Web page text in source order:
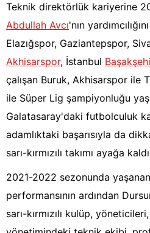
Teknik direktörlük kariyerine
Abdullah Avcı'nın
Elazığspor, Gaziantepspor,
Akhisarspor, İstanbul
çalışan Buruk, Akhisarspor ile
ile Süper Lig şampiyonluğu
Galatasaray'daki futbolculuk
adamlıktaki başarısıyla da
sarı-kırmızılı takımı ayağa
2021-2022 sezonunda
performansının ardından
sarı-kırmızılı kulüp,